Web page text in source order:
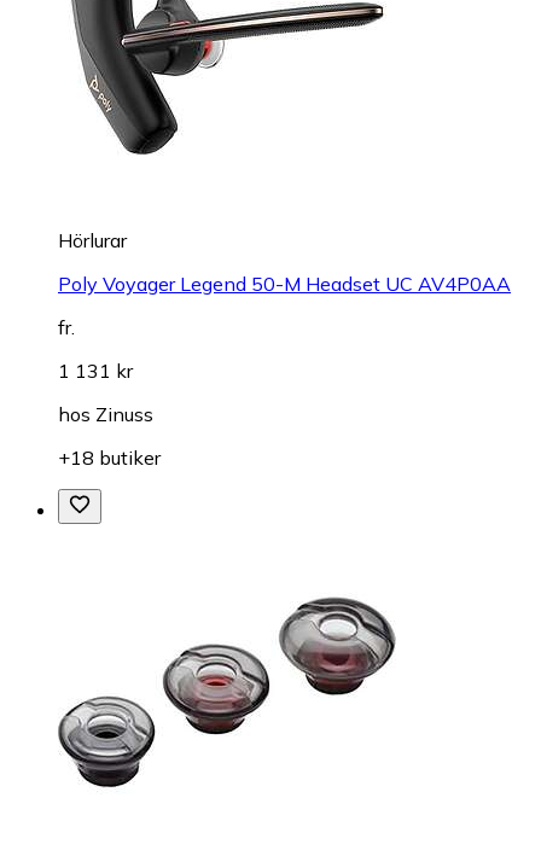
Hörlurar
Poly Voyager Legend 50-M Headset UC AV4P0AA
fr.
1 131 kr
hos Zinuss
+18 butiker